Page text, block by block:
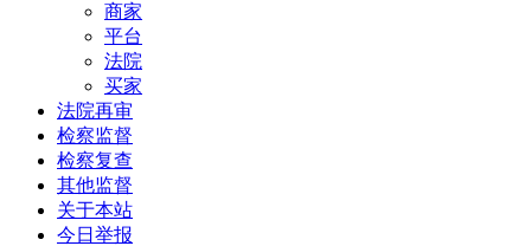
商家
平台
法院
买家
法院再审
检察监督
检察复查
其他监督
关于本站
今日举报